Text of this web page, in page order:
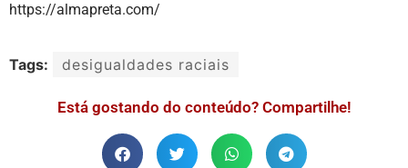
https://almapreta.com/
Tags: desigualdades raciais
Está gostando do conteúdo? Compartilhe!